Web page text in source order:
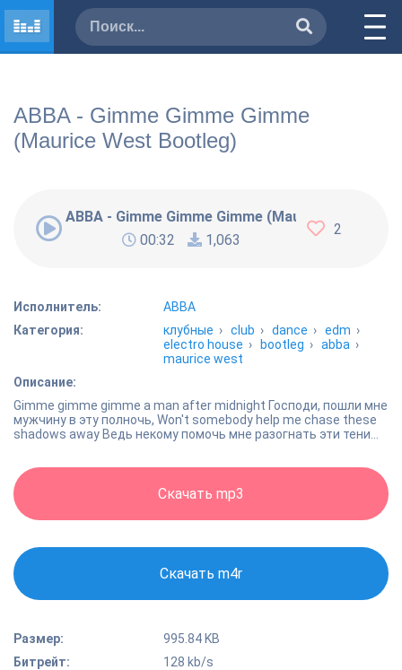
ABBA - Gimme Gimme Gimme
(Maurice West Bootleg)
ABBA - Gimme Gimme Gimme (Maurice West
00:32
1,063
2
Исполнитель:
ABBA
Категория:
клубные ›club ›dance ›edm ›
electro house › bootleg ›abba ›
maurice west
Описание:
Gimme gimme gimme a man after midnight Господи, пошли мне
мужчину в эту полночь, Won't somebody help me chase these
shadows away Ведь некому помочь мне разогнать эти тени...
Скачать mp3
Скачать m4r
Размер:
995.84 KB
Битрейт:
128 kb/s